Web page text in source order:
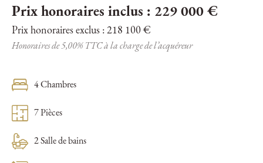
Prix honoraires inclus : 229 000 €
Prix honoraires exclus : 218 100 €
Honoraires de 5,00% TTC à la charge de l’acquéreur
4 Chambres
7 Pièces
2 Salle de bains